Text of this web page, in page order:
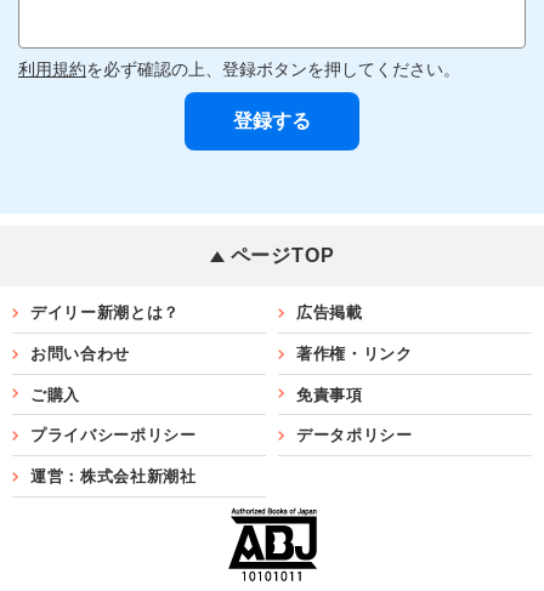
利用規約を必ず確認の上、登録ボタンを押してください。
ページTOP
デイリー新潮とは？ 広告掲載
お問い合わせ 著作権・リンク
ご購入 免責事項
プライバシーポリシー データポリシー
運営：株式会社新潮社